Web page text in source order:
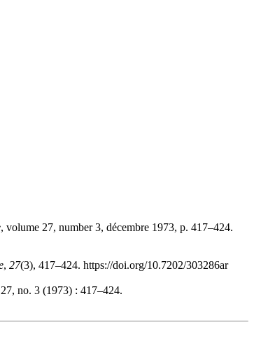
, volume 27, number 3, décembre 1973, p. 417–424.
, 27(3), 417–424. https://doi.org/10.7202/303286ar
27, no. 3 (1973) : 417–424.